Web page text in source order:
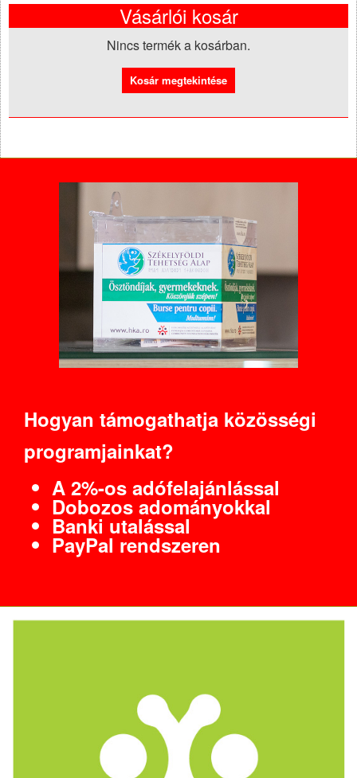
Vásárlói kosár
Nincs termék a kosárban.
Hogyan támogathatja közösségi
programjainkat?
A 2%-os adófelajánlással
Dobozos adományokkal
Banki utalással
PayPal rendszeren